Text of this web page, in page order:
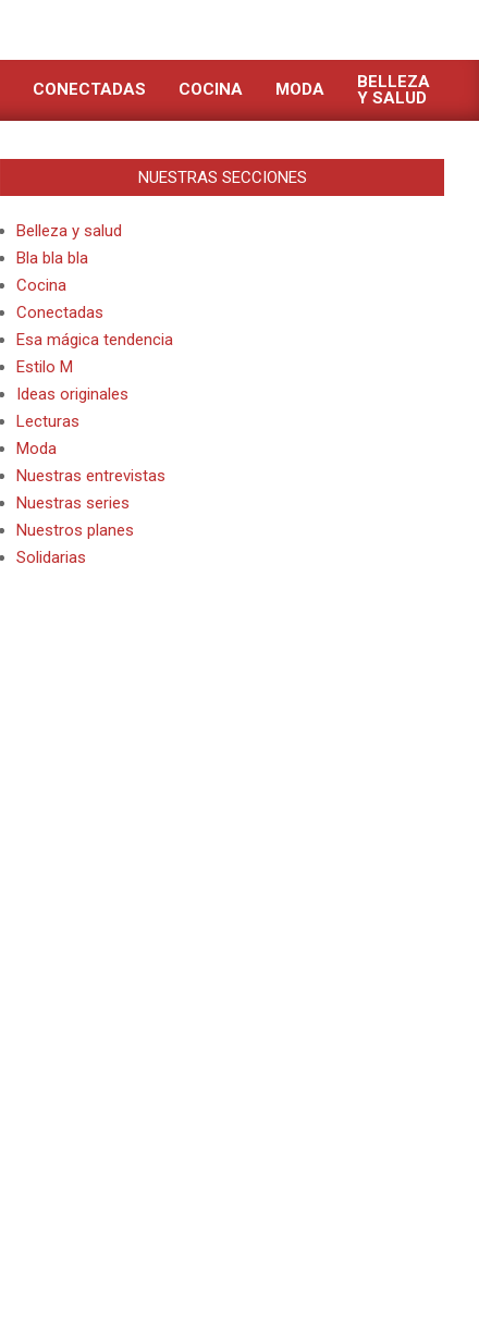
CONECTADAS COCINA MODA
BELLEZA
Y SALUD
NUESTRAS SECCIONES
Belleza y salud
Bla bla bla
Cocina
Conectadas
Esa mágica tendencia
Estilo M
Ideas originales
Lecturas
Moda
Nuestras entrevistas
Nuestras series
Nuestros planes
Solidarias